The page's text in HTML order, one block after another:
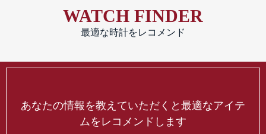
WATCH FINDER
最適な時計をレコメンド
あなたの情報を教えていただくと最適なアイテ
ムをレコメンドします